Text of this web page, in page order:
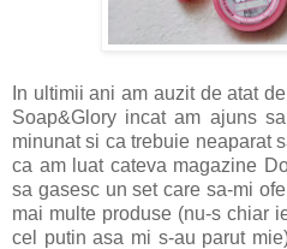
In ultimii ani am auzit de atat
Soap&Glory incat am ajuns
minunat si ca trebuie neaparat
ca am luat cateva magazine
sa gasesc un set care sa-mi
mai multe produse (nu-s chiar
cel putin asa mi s-au parut